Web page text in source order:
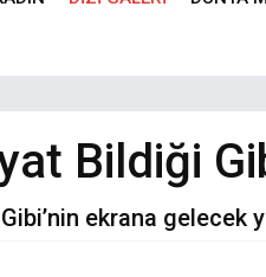
Bildiği
ekrana